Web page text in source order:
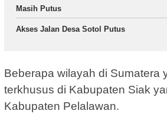
Masih Putus
Akses Jalan Desa Sotol Putus
Beberapa wilayah di Sumatera
terkhusus di Kabupaten Siak
Kabupaten Pelalawan.